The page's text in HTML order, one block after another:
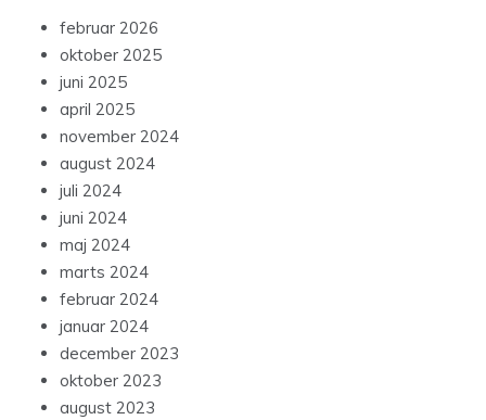
februar 2026
oktober 2025
juni 2025
april 2025
november 2024
august 2024
juli 2024
juni 2024
maj 2024
marts 2024
februar 2024
januar 2024
december 2023
oktober 2023
august 2023